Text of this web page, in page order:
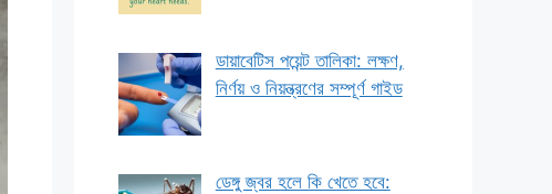
ডায়াবেটিস পয়েন্ট তালিকা: লক্ষণ,
নির্ণয় ও নিয়ন্ত্রণের সম্পূর্ণ গাইড
ডেঙ্গু জ্বর হলে কি খেতে হবে: